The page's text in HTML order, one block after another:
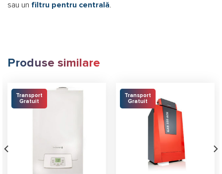
sau un filtru pentru centrală
Produse similare
Transport
Gratuit
Transport
Gratuit